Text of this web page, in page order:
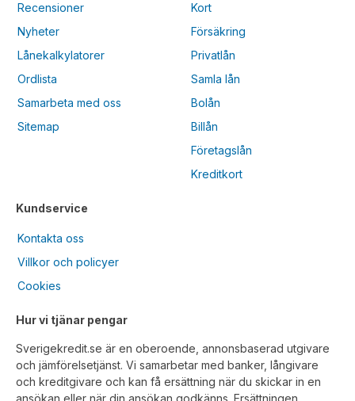
Recensioner
Nyheter
Lånekalkylatorer
Ordlista
Samarbeta med oss
Sitemap
Kundservice
Kontakta oss
Villkor och policyer
Cookies
Kort
Försäkring
Privatlån
Samla lån
Bolån
Billån
Företagslån
Kreditkort
Hur vi tjänar pengar
Sverigekredit.se är en oberoende, annonsbaserad utgivare
och jämförelsetjänst. Vi samarbetar med banker, långivare
och kreditgivare och kan få ersättning när du skickar in en